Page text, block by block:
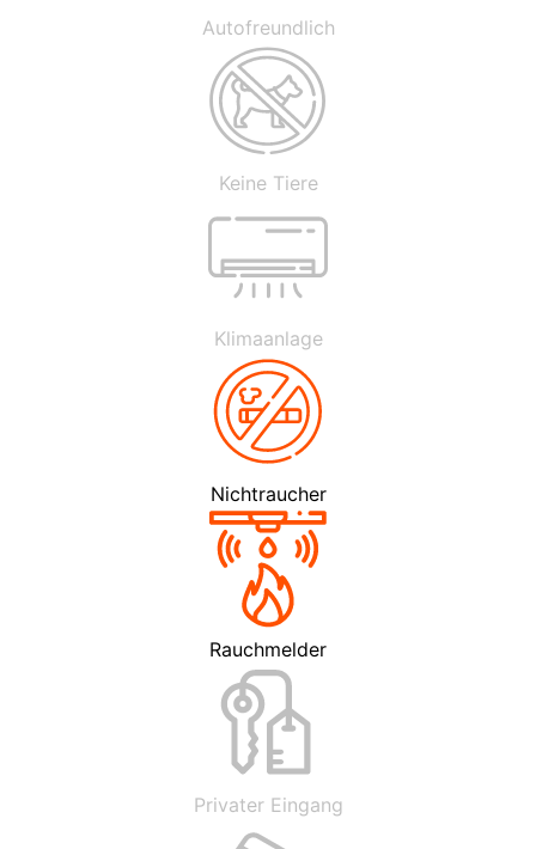
Autofreundlich
Keine Tiere
Klimaanlage
Nichtraucher
Rauchmelder
Privater Eingang